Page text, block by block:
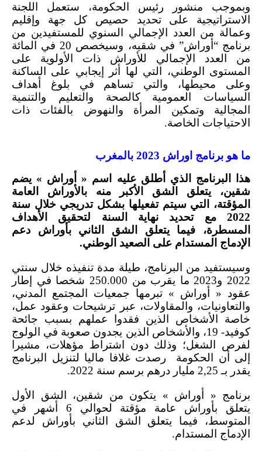
وبموجب منشور رئيس الحكومة، ستعمل اللجنة
الاستراتيجية على تحديد حصيص كل جهة وإقليم
وعمالة من العدد الإجمالي السنوي للمستفيدين من
برنامج “أوراش” في شقيه، وسيخصص 20 في المائة
من العدد الإجمالي للأوراش ذات الأولوية على
المستوى الوطني، التي لها أثر إيجابي على الساكنة
وعلى محيطها، والتي تساهم في بلوغ أهداف
السياسات العمومية كالصحة والتعليم والتنمية
المجالية وتمكين المرأة والنهوض بالفئات ذات
الاحتياجات الخاصة.
ما هو برنامج اوراش 2023 بالمغرب
هذا البرنامج الذي أطلق عليه اسم « أوراش » يضم
شقين، يتعلق الشق الأكبر منه بالأوراش العامة
المؤقتة، التي سيتم تفعيلها بشكل تدريجي خلال سنة
2022 مع تحديد نهاية السنة لتحقيق الأهداف
المسطرة، فيما يتعلق الشق الثاني بأوراش دعم
الإدماج المستدام على الصعيد الوطني.
وسيستفيد من البرنامج، طيلة مدة تنفيذه خلال سنتي
2022 و2023 ما يقرب من 250.000 شخصا في إطار
عقود « أوراش » تبرمها جمعيات المجتمع المدني،
والتعاونيات، والمقاولات، عبر ترشيحات وعقود عمل،
خاصة الأشخاص الذين فقدوا عملهم بسبب جائحة
كوفيد- 19، والأشخاص الذين يجدون صعوبة في الولوج
لفرص الشغل؛ وذلك دون اشتراط مؤهلات، مشيرا
إلى أن الحكومة رصدت غلافا ماليا لتنزيل البرنامج
يقدر بـ 2,25 مليار درهم برسم سنة 2022.
برنامج « أوراش » يتكون من شقين، الشق الأول
يتعلق بأوراش عامة مؤقتة لحوالي 6 أشهر في
المتوسط، فيما يتعلق الشق الثاني بأوراش لدعم
الإدماج المستدام.